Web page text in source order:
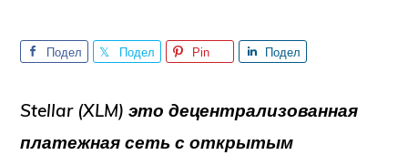
Подел
Подел
Pin
Подел
Stellar (XLM) это децентрализованная
платежная сеть с открытым